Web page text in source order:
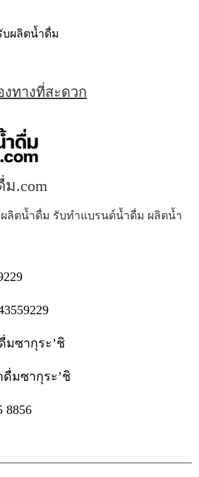
บผลิตน้ำดื่ม
ทางที่สะดวก
.com
ลิตน้ำดื่ม รับทำแบรนด์น้ำดื่ม ผลิตน้ำ
มซากุระ’ชิ
ดื่มซากุระ’ชิ
8856